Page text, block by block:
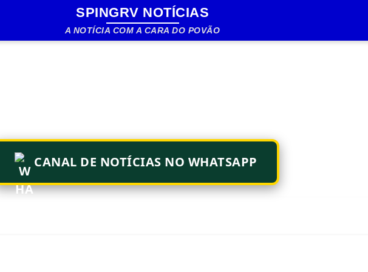
Pular para o conteúdo principal
SPINGRV NOTÍCIAS
A NOTÍCIA COM A CARA DO POVÃO
CANAL DE NOTÍCIAS NO WHATSAPP